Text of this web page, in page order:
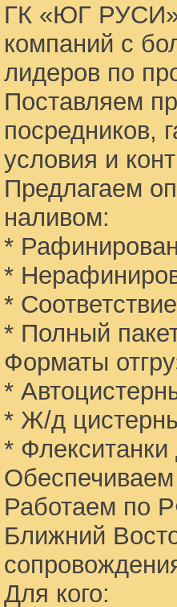
ГК «ЮГ РУСИ»
компаний с
лидеров по
Поставляем
посредников,
условия и
Предлагаем
наливом:
*
*
*
* Полный
Форматы
*
* Ж/д
*
Обеспечиваем
Работаем по
Ближний
Для кого: